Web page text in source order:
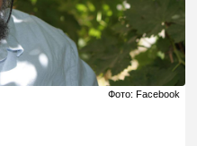
Фото: Facebook